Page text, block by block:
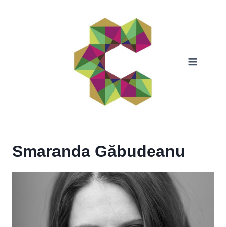
Smaranda Găbudeanu